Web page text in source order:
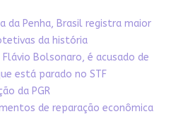
da Penha, Brasil registra maior
da história
Bolsonaro, é acusado de
está parado no STF
da PGR
de reparação econômica